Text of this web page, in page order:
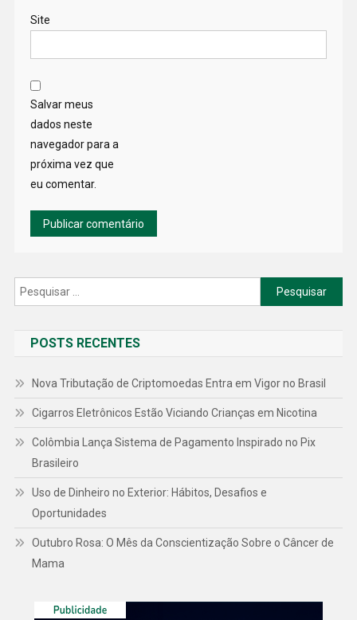
Site
Salvar meus
dados neste
navegador para a
próxima vez que
eu comentar.
Pesquisar
por:
POSTS RECENTES
Nova Tributação de Criptomoedas Entra em Vigor no Brasil
Cigarros Eletrônicos Estão Viciando Crianças em Nicotina
Colômbia Lança Sistema de Pagamento Inspirado no Pix
Brasileiro
Uso de Dinheiro no Exterior: Hábitos, Desafios e
Oportunidades
Outubro Rosa: O Mês da Conscientização Sobre o Câncer de
Mama